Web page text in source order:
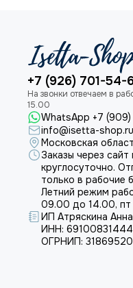
+7 (926) 701-54-
WhatsApp +7
info@isetta-shop.ru
Московская
Заказы через
круглосуточно.
только в рабочие
Летний режим
09.00 до 14.00,
ИП Атряскина
ИНН:
ОГРНИП: